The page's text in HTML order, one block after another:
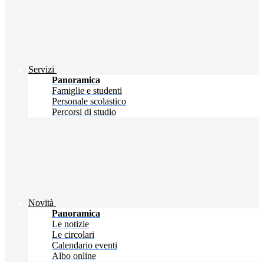
Servizi
Panoramica
Famiglie e studenti
Personale scolastico
Percorsi di studio
Novità
Panoramica
Le notizie
Le circolari
Calendario eventi
Albo online